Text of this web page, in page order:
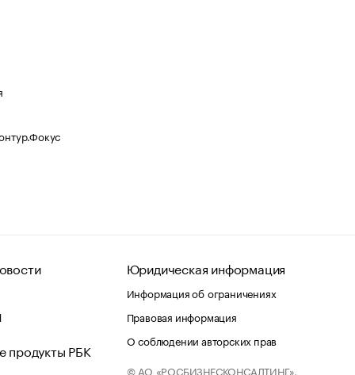
продукты РБК
Юридическая информация
Информация об ограничениях
Правовая информация
О соблюдении авторских прав
© АО «РОСБИЗНЕСКОНСАЛТИНГ»,